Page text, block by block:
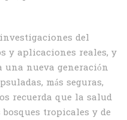
del
y aplicaciones reales, y
una nueva generación
más seguras,
recuerda que la salud
tropicales y de